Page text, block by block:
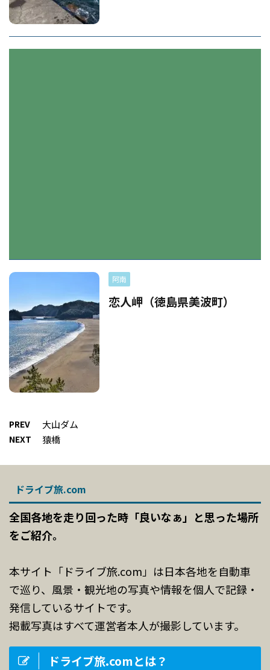
阿南
恋人岬（徳島県美波町）
PREV 大山ダム
NEXT 猿橋
ドライブ旅.com
全国各地を走り回った時「良いなぁ」と思った場所
をご紹介。
本サイト「ドライブ旅.com」は日本各地を自動車
で巡り、風景・観光地の写真や情報を個人で記録・
発信しているサイトです。
掲載写真はすべて運営者本人が撮影しています。
ドライブ旅.comとは？